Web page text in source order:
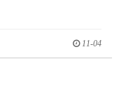
11-04